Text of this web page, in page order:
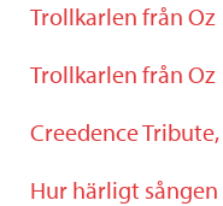
Trollkarlen från Oz
Trollkarlen från Oz
Creedence
Hur härligt